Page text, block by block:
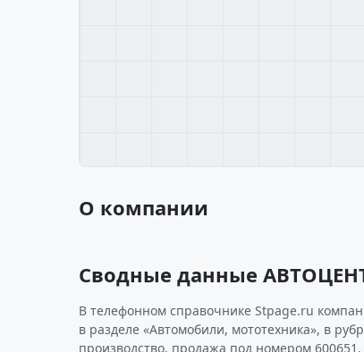
О компании
Сводные данные
В телефонном справочнике Stpage.ru
в разделе «Автомобили, мототехника», в
производство, продажа под номером 600651.